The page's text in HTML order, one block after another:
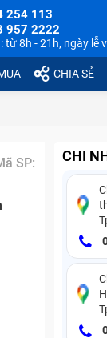
254 113
957 2222
từ 8h - 21h, ngày lễ
CHIA SẺ
SP: CHI